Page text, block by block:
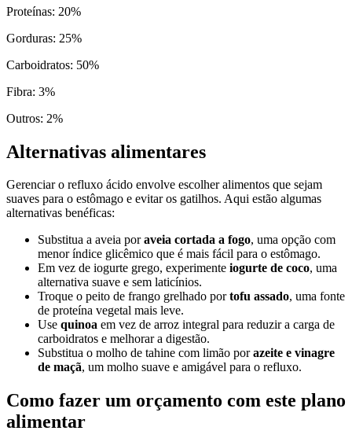
Proteínas: 20%
Gorduras: 25%
Carboidratos: 50%
Fibra: 3%
Outros: 2%
Alternativas alimentares
Gerenciar o refluxo ácido envolve escolher alimentos que sejam
suaves para o estômago e evitar os gatilhos. Aqui estão algumas
alternativas benéficas:
Substitua a aveia poraveia cortada a fogo, uma opção com
menor índice glicêmico que é mais fácil para o estômago.
Em vez de iogurte grego, experimente iogurte de coco, uma
alternativa suave e sem laticínios.
Troque o peito de frango grelhado portofu assado, uma fonte
de proteína vegetal mais leve.
Use quinoa em vez de arroz integral para reduzir a carga de
carboidratos e melhorar a digestão.
Substitua o molho de tahine com limão porazeite e vinagre
de maçã, um molho suave e amigável para o refluxo.
Como fazer um orçamento com este plano
alimentar